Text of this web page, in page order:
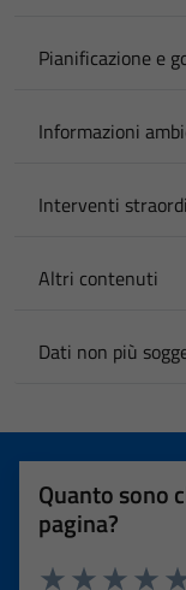
Pianificazione e
Informazioni
Interventi
Altri contenuti
Dati non più
Quanto sono
pagina?